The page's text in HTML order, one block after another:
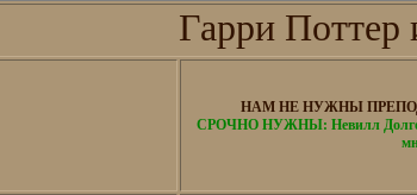
Гарри Поттер
НАМ НЕ НУЖНЫ
СРОЧНО НУЖНЫ: Невилл